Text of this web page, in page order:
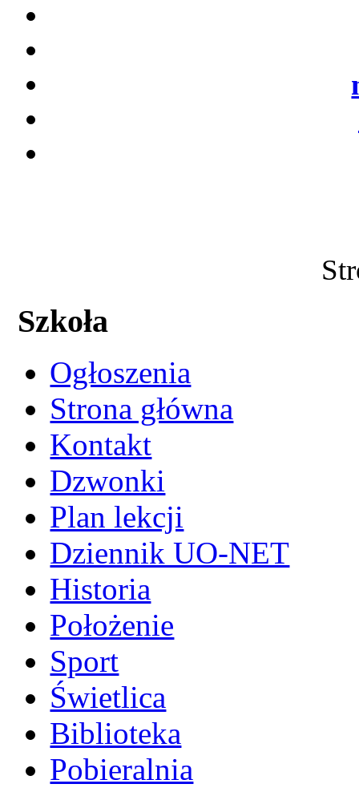
Szkoła
Ogłoszenia
Strona główna
Kontakt
Dzwonki
Plan lekcji
Dziennik UO-NET
Historia
Położenie
Sport
Świetlica
Biblioteka
Pobieralnia